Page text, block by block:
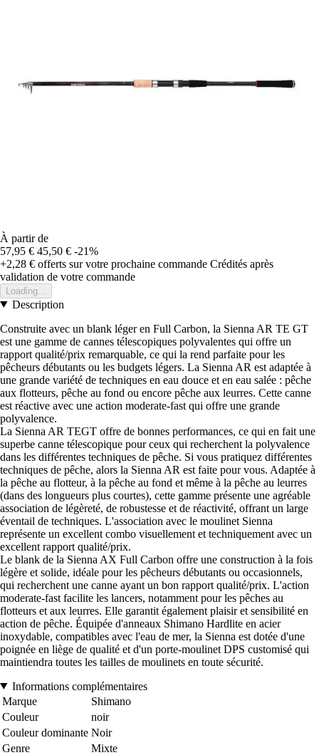
À partir de
57,95 € 45,50 € -21%
+2,28 € offerts sur votre prochaine commande Crédités après
validation de votre commande
Loading...
Description
Construite avec un blank léger en Full Carbon, la Sienna AR TE GT
est une gamme de cannes télescopiques polyvalentes qui offre un
rapport qualité/prix remarquable, ce qui la rend parfaite pour les
pêcheurs débutants ou les budgets légers. La Sienna AR est adaptée à
une grande variété de techniques en eau douce et en eau salée : pêche
aux flotteurs, pêche au fond ou encore pêche aux leurres. Cette canne
est réactive avec une action moderate-fast qui offre une grande
polyvalence.
La Sienna AR TEGT offre de bonnes performances, ce qui en fait une
superbe canne télescopique pour ceux qui recherchent la polyvalence
dans les différentes techniques de pêche. Si vous pratiquez différentes
techniques de pêche, alors la Sienna AR est faite pour vous. Adaptée à
la pêche au flotteur, à la pêche au fond et même à la pêche au leurres
(dans des longueurs plus courtes), cette gamme présente une agréable
association de légèreté, de robustesse et de réactivité, offrant un large
éventail de techniques. L'association avec le moulinet Sienna
représente un excellent combo visuellement et techniquement avec un
excellent rapport qualité/prix.
Le blank de la Sienna AX Full Carbon offre une construction à la fois
légère et solide, idéale pour les pêcheurs débutants ou occasionnels,
qui recherchent une canne ayant un bon rapport qualité/prix. L'action
moderate-fast facilite les lancers, notamment pour les pêches au
flotteurs et aux leurres. Elle garantit également plaisir et sensibilité en
action de pêche. Équipée d'anneaux Shimano Hardlite en acier
inoxydable, compatibles avec l'eau de mer, la Sienna est dotée d'une
poignée en liège de qualité et d'un porte-moulinet DPS customisé qui
maintiendra toutes les tailles de moulinets en toute sécurité.
Informations complémentaires
Marque
Shimano
Couleur
noir
Couleur dominante Noir
Genre
Mixte